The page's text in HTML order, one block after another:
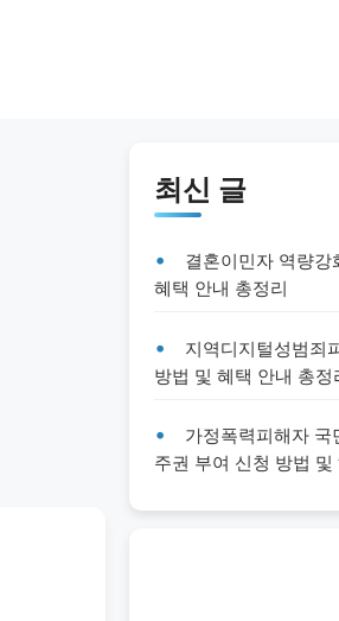
최신 글
결혼이민자 역량강
혜택 안내 총정리
지역디지털성범죄
방법 및 혜택 안내 총정
가정폭력피해자 국
주권 부여 신청 방법